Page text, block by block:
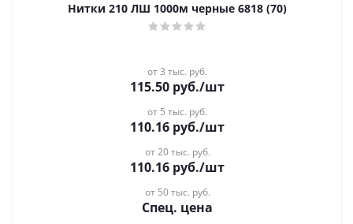
Нитки 210 ЛШ 1000м черные 6818 (70)
от 3 тыс. руб.
115.50 руб./шт
от 5 тыс. руб.
110.16 руб./шт
от 20 тыс. руб.
110.16 руб./шт
от 50 тыс. руб.
Спец. цена